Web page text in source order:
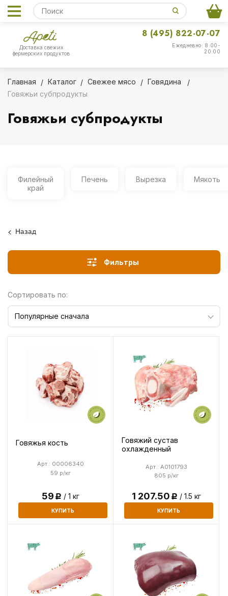
Доставка свежих
фермерских продуктов
Ежедневно: 8:00-
20:00
8 (495) 822-07-07
Главная Каталог Свежее мясо
Говядина
Говяжьи субпродукты
Говяжьи субпродукты
Филейный
край
Печень Вырезка Мякоть
Назад
Фильтры
Сортировать по:
Популярные сначала
Говяжья кость
59 р/кг
Арт.: 00006340
59Р / 1 кг
КУПИТЬ
Говяжий сустав
охлажденный
805 р/кг
Арт.: A0101793
1 207.50Р / 1.5 кг
КУПИТЬ